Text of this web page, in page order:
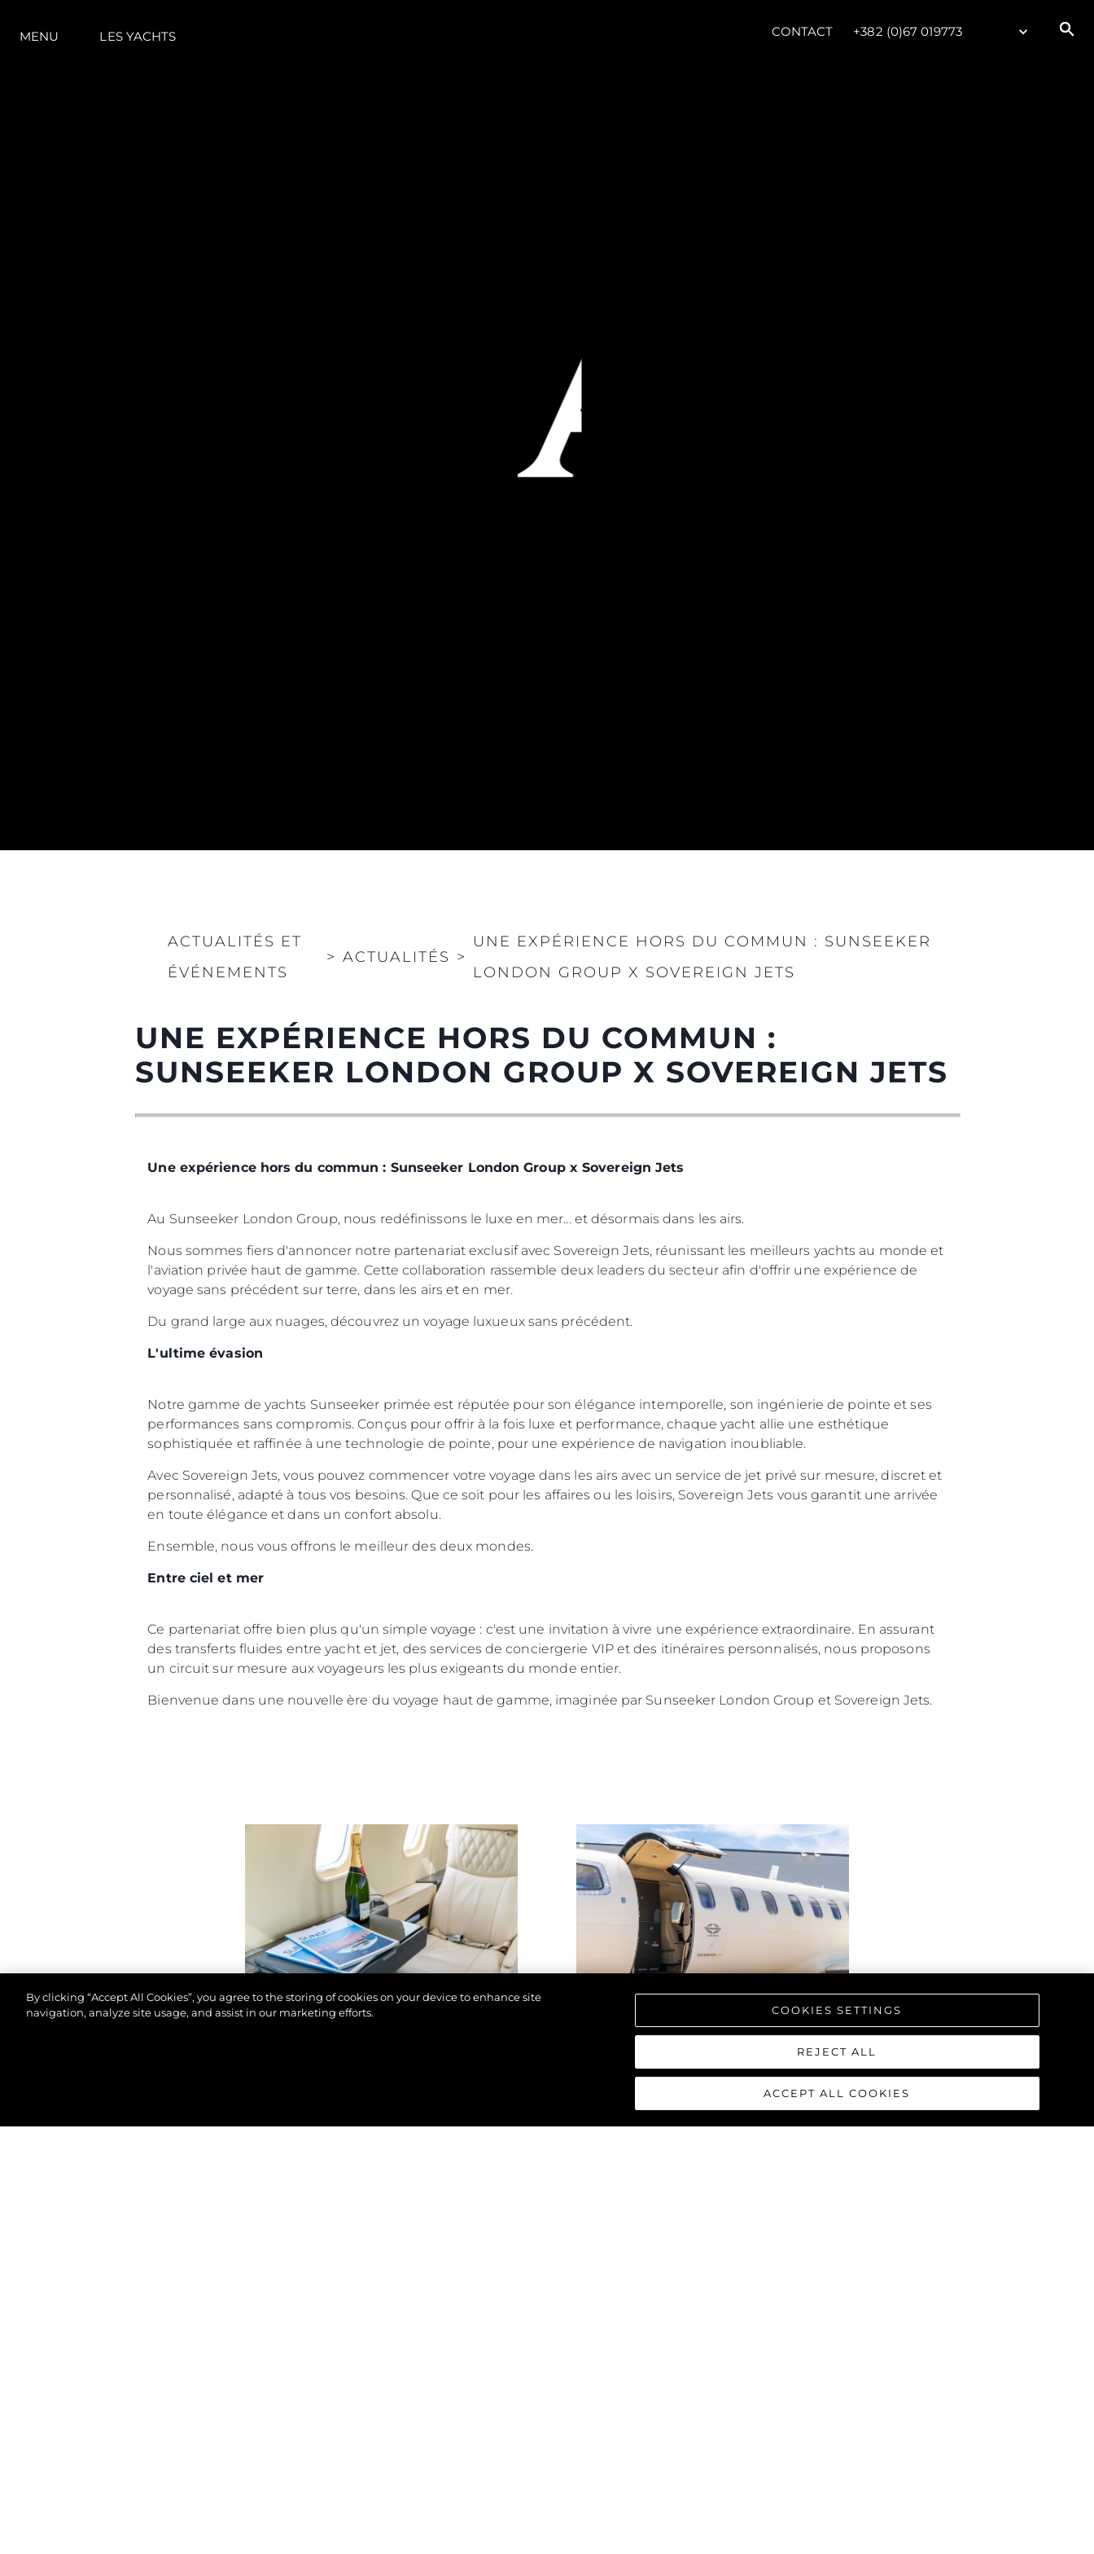
MENU LES YACHTS CONTACT +382 (0)67 019773
ACTUALITÉS ET
ÉVÉNEMENTS
> ACTUALITÉS >
UNE EXPÉRIENCE HORS DU COMMUN : SUNSEEKER
LONDON GROUP X SOVEREIGN JETS
UNE EXPÉRIENCE HORS DU COMMUN :
SUNSEEKER LONDON GROUP X SOVEREIGN JETS
Une expérience hors du commun : Sunseeker London Group x Sovereign Jets
Au Sunseeker London Group, nous redéfinissons le luxe en mer... et désormais dans les airs.
Nous sommes fiers d'annoncer notre partenariat exclusif avec Sovereign Jets, réunissant les meilleurs yachts au monde et
l'aviation privée haut de gamme. Cette collaboration rassemble deux leaders du secteur afin d'offrir une expérience de
voyage sans précédent sur terre, dans les airs et en mer.
Du grand large aux nuages, découvrez un voyage luxueux sans précédent.
L'ultime évasion
Notre gamme de yachts Sunseeker primée est réputée pour son élégance intemporelle, son ingénierie de pointe et ses
performances sans compromis. Conçus pour offrir à la fois luxe et performance, chaque yacht allie une esthétique
sophistiquée et raffinée à une technologie de pointe, pour une expérience de navigation inoubliable.
Avec Sovereign Jets, vous pouvez commencer votre voyage dans les airs avec un service de jet privé sur mesure, discret et
personnalisé, adapté à tous vos besoins. Que ce soit pour les affaires ou les loisirs, Sovereign Jets vous garantit une arrivée
en toute élégance et dans un confort absolu.
Ensemble, nous vous offrons le meilleur des deux mondes.
Entre ciel et mer
Ce partenariat offre bien plus qu'un simple voyage : c'est une invitation à vivre une expérience extraordinaire. En assurant
des transferts fluides entre yacht et jet, des services de conciergerie VIP et des itinéraires personnalisés, nous proposons
un circuit sur mesure aux voyageurs les plus exigeants du monde entier.
Bienvenue dans une nouvelle ère du voyage haut de gamme, imaginée par Sunseeker London Group et Sovereign Jets.
Information
Contact
Droits Juridiques
LA CHARTE SUR
TERMES ET CONDITIONS
La Société
Charter - Location
Événements
Estimez Votre Bateau
By clicking “Accept All Cookies”, you agree to the storing of cookies on your device to enhance site
navigation, analyze site usage, and assist in our marketing efforts.
COOKIES SETTINGS
REJECT ALL
ACCEPT ALL COOKIES